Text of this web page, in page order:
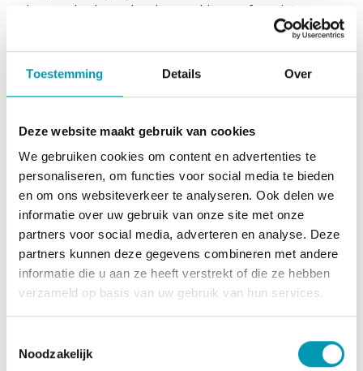
Toestemming Details Over
Deze website maakt gebruik van cookies
We gebruiken cookies om content en advertenties te
personaliseren, om functies voor social media te bieden
en om ons websiteverkeer te analyseren. Ook delen we
informatie over uw gebruik van onze site met onze
partners voor social media, adverteren en analyse. Deze
partners kunnen deze gegevens combineren met andere
informatie die u aan ze heeft verstrekt of die ze hebben
verzameld op basis van uw gebruik van hun services.
Noodzakelijk
ruime aanbod aan dranken en kies uw favoriet.
1 doos bevat 7 zakjes.
Dit product past in het low carb dieet, het
eiwitdieet. Gevarieerde, evenwichtige voeding en een
gezonde levensstijl zijn belangrijk.
Gebruiksadvies
Meng 23g (een zakje) poeder met 230 ml koud water in
een shaker en schud goed. Consumeer gekoeld, met ijs
of een toegevoegde sinaasappel-of citroenschil. Kort
na bereiding consumeren. Opgelet: bevat zoetstoffen.
Overmatig gebruik kan laxerend effect hebben! Koel en
droog bewaren buiten direct zonlicht en buiten bereik
van kinderen bewaren. Gevarieerde, evenwichtige
Plaats van herkomst EU.